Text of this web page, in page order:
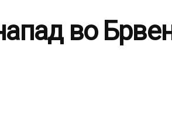
во